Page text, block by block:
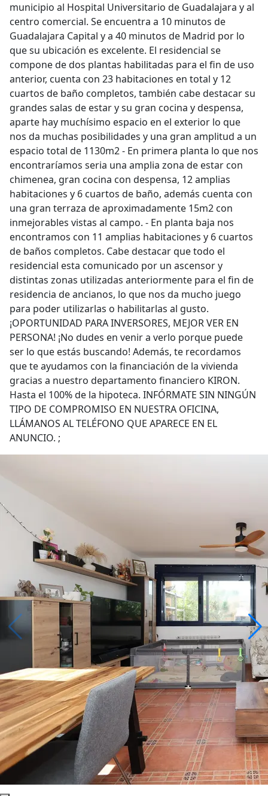
municipio al Hospital Universitario de Guadalajara y al
centro comercial. Se encuentra a 10 minutos de
Guadalajara Capital y a 40 minutos de Madrid por lo
que su ubicación es excelente. El residencial se
compone de dos plantas habilitadas para el fin de uso
anterior, cuenta con 23 habitaciones en total y 12
cuartos de baño completos, también cabe destacar su
grandes salas de estar y su gran cocina y despensa,
aparte hay muchísimo espacio en el exterior lo que
nos da muchas posibilidades y una gran amplitud a un
espacio total de 1130m2 - En primera planta lo que nos
encontraríamos seria una amplia zona de estar con
chimenea, gran cocina con despensa, 12 amplias
habitaciones y 6 cuartos de baño, además cuenta con
una gran terraza de aproximadamente 15m2 con
inmejorables vistas al campo. - En planta baja nos
encontramos con 11 amplias habitaciones y 6 cuartos
de baños completos. Cabe destacar que todo el
residencial esta comunicado por un ascensor y
distintas zonas utilizadas anteriormente para el fin de
residencia de ancianos, lo que nos da mucho juego
para poder utilizarlas o habilitarlas al gusto.
¡OPORTUNIDAD PARA INVERSORES, MEJOR VER EN
PERSONA! ¡No dudes en venir a verlo porque puede
ser lo que estás buscando! Además, te recordamos
que te ayudamos con la financiación de la vivienda
gracias a nuestro departamento financiero KIRON.
Hasta el 100% de la hipoteca. INFÓRMATE SIN NINGÚN
TIPO DE COMPROMISO EN NUESTRA OFICINA,
LLÁMANOS AL TELÉFONO QUE APARECE EN EL
ANUNCIO. ;